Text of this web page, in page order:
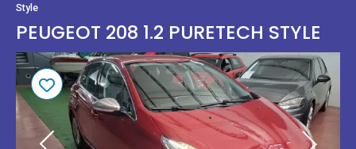
Style
PEUGEOT 208 1.2 PURETECH STYLE